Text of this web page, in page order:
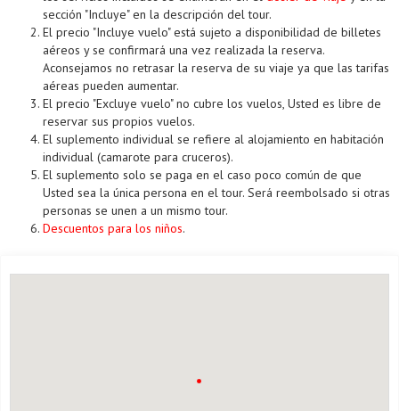
sección "Incluye" en la descripción del tour.
El precio "Incluye vuelo" está sujeto a disponibilidad de billetes
aéreos y se confirmará una vez realizada la reserva.
Aconsejamos no retrasar la reserva de su viaje ya que las tarifas
aéreas pueden aumentar.
El precio "Excluye vuelo" no cubre los vuelos, Usted es libre de
reservar sus propios vuelos.
El suplemento individual se refiere al alojamiento en habitación
individual (camarote para cruceros).
El suplemento solo se paga en el caso poco común de que
Usted sea la única persona en el tour. Será reembolsado si otras
personas se unen a un mismo tour.
Descuentos para los niños.